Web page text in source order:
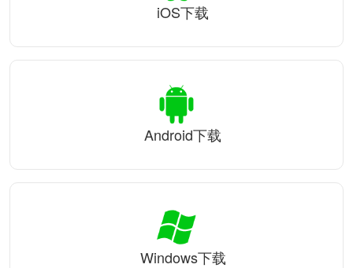
iOS下载
Android下载
Windows下载